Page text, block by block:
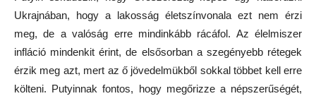
Ukrajnában, hogy a lakosság életszínvonala ezt nem érzi
meg, de a valóság erre mindinkább rácáfol. Az élelmiszer
infláció mindenkit érint, de elsősorban a szegényebb rétegek
érzik meg azt, mert az ő jövedelmükből sokkal többet kell erre
költeni. Putyinnak fontos, hogy megőrizze a népszerűségét,